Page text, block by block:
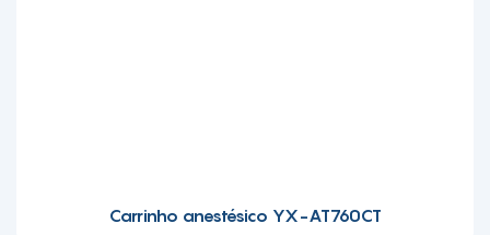
Carrinho anestésico YX-AT760CT